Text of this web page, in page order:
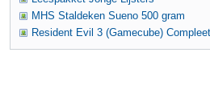
MHS Staldeken Sueno 500 gram
Resident Evil 3 (Gamecube) Compleet